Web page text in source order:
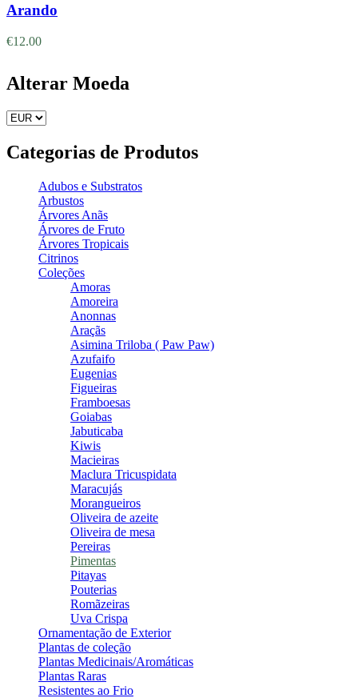
Arando
€12.00
Alterar Moeda
Categorias de Produtos
Adubos e Substratos
Arbustos
Árvores Anãs
Árvores de Fruto
Árvores Tropicais
Citrinos
Coleções
Amoras
Amoreira
Anonnas
Araçãs
Asimina Triloba ( Paw Paw)
Azufaifo
Eugenias
Figueiras
Framboesas
Goiabas
Jabuticaba
Kiwis
Macieiras
Maclura Tricuspidata
Maracujás
Morangueiros
Oliveira de azeite
Oliveira de mesa
Pereiras
Pimentas
Pitayas
Pouterias
Romãzeiras
Uva Crispa
Ornamentação de Exterior
Plantas de coleção
Plantas Medicinais/Aromáticas
Plantas Raras
Resistentes ao Frio